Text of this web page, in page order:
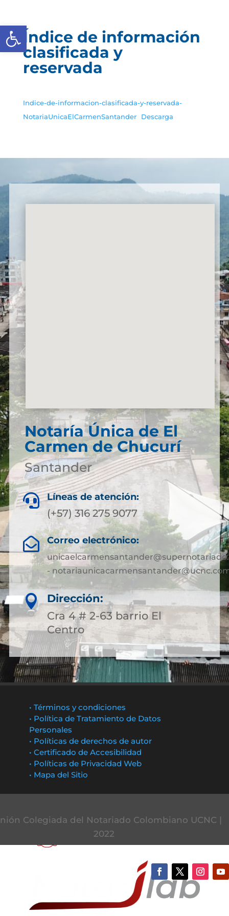
Abrir barra de herramientas
Índice de información
clasificada y
reservada
Indice-de-informacion-clasificada-y-reservada-
NotariaUnicaElCarmenSantander
Descarga
Notaría Única de El
Carmen de Chucurí
Santander
 Líneas de atención:
(+57) 316 275 9077
 Correo electrónico:
-

Dirección:
Cra 4 # 2-63 barrio El
Centro
• Términos y condiciones
• Política de Tratamiento de Datos
Personales
• Políticas de derechos de autor
• Certificado de Accesibilidad
• Políticas de Privacidad Web
• Mapa del Sitio
Colegiada del Notariado Colombiano UCNC |
2022